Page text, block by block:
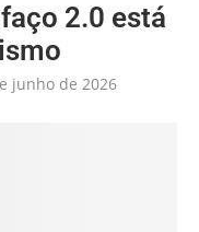
2.0 está
junho de 2026